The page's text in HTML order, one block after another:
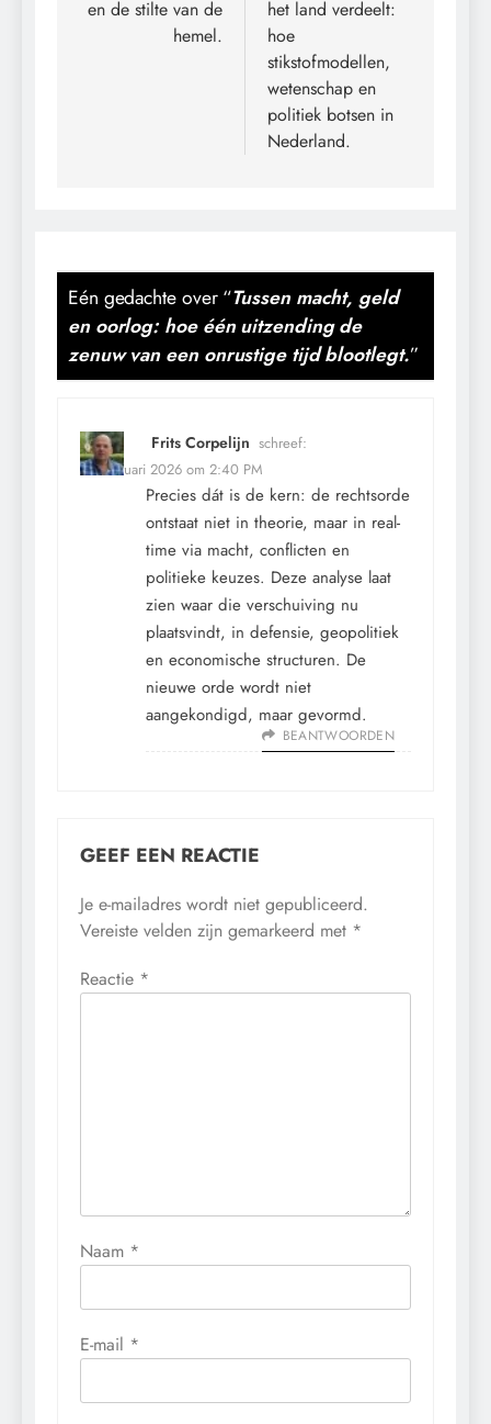
en de stilte van de
hemel.
het land verdeelt:
hoe
stikstofmodellen,
wetenschap en
politiek botsen in
Nederland.
Eén gedachte over “Tussen macht, geld
en oorlog: hoe één uitzending de
zenuw van een onrustige tijd blootlegt.”
Frits Corpelijn schreef:
22 februari 2026 om 2:40 PM
Precies dát is de kern: de rechtsorde
ontstaat niet in theorie, maar in real-
time via macht, conflicten en
politieke keuzes. Deze analyse laat
zien waar die verschuiving nu
plaatsvindt, in defensie, geopolitiek
en economische structuren. De
nieuwe orde wordt niet
aangekondigd, maar gevormd.
BEANTWOORDEN
GEEF EEN REACTIE
Je e-mailadres wordt niet gepubliceerd.
Vereiste velden zijn gemarkeerd met *
Reactie *
Naam *
E-mail *